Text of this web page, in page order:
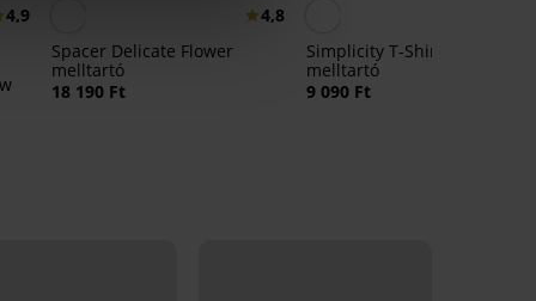
4,9
4,8
Spacer Delicate Flower
melltartó
18 190 Ft
Simplicity T-Shirt Bra bélelt
melltartó
9 090 Ft